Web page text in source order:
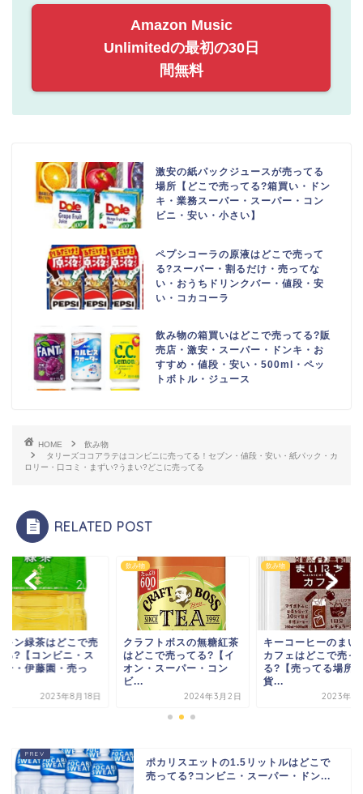
Amazon Music
Unlimitedの最初の30日
間無料
激安の紙パックジュースが売ってる
場所【どこで売ってる?箱買い・ドン
キ・業務スーパー・スーパー・コン
ビニ・安い・小さい】
ペプシコーラの原液はどこで売って
る?スーパー・割るだけ・売ってな
い・おうちドリンクバー・値段・安
い・コカコーラ
飲み物の箱買いはどこで売ってる?販
売店・激安・スーパー・ドンキ・お
すすめ・値段・安い・500ml・ペッ
トボトル・ジュース
HOME
飲み物
タリーズココアラテはコンビニに売ってる！セブン・値段・安い・紙パック・カ
ロリー・口コミ・まずい?うまい?どこに売ってる
RELATED POST
飲み物
クラフトボスの無糖紅茶
はどこで売ってる?【イ
オン・スーパー・コン
2024年3月2日
飲み物
キーコーヒーのまいにち
カフェはどこで売って
る?【売ってる場所・百
2023年1月31日
飲み物
カテキン緑
ってる?【コ
ーパー・伊
ポカリスエットの1.5リットルはどこで
売ってる?コンビニ・スーパー・ドン...